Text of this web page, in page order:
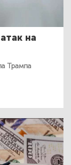
атак на
Трампа